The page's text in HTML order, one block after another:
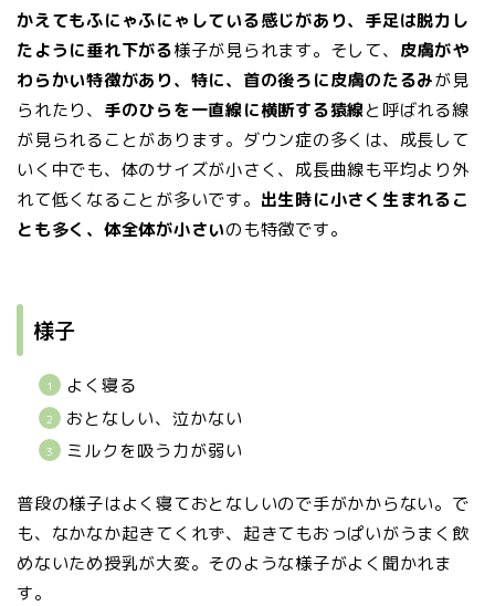
かえてもふにゃふにゃしている感じがあり、手足は脱力し
たように垂れ下がる様子が見られます。そして、 皮膚がや
わらかい特徴があり、特に、首の後ろに皮膚のたるみが見
られたり、 手のひらを一直線に横断する猿線と呼ばれる線
が見られることがあります。ダウン症の多くは、成長して
いく中でも、体のサイズが小さく、成長曲線も平均より外
れて低くなることが多いです。 出生時に小さく生まれるこ
とも多く、体全体が小さいのも特徴です。
様子
よく寝る
おとなしい、泣かない
ミルクを吸う力が弱い
普段の様子はよく寝ておとなしいので手がかからない。で
も、なかなか起きてくれず、起きてもおっぱいがうまく飲
めないため授乳が大変。そのような様子がよく聞かれま
す。